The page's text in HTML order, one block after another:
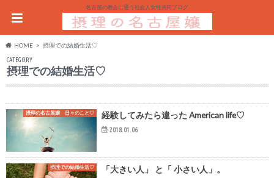
名古屋の教会に通う社会人女性共同ブログ
HOME 摂理での結婚生活♡
CATEGORY
摂理での結婚生活♡
摂理の名古屋嬢 日々のこと♡ 経験してみたら違った American life♡
2018.01.06
摂理での結婚生活♡ 「大きい人」 と「 小さい人」。